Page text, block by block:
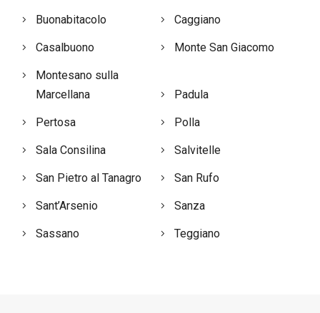
Buonabitacolo Caggiano
Casalbuono Monte San Giacomo
Montesano sulla
Marcellana
Padula
Pertosa Polla
Sala Consilina Salvitelle
San Pietro al Tanagro San Rufo
Sant’Arsenio Sanza
Sassano Teggiano